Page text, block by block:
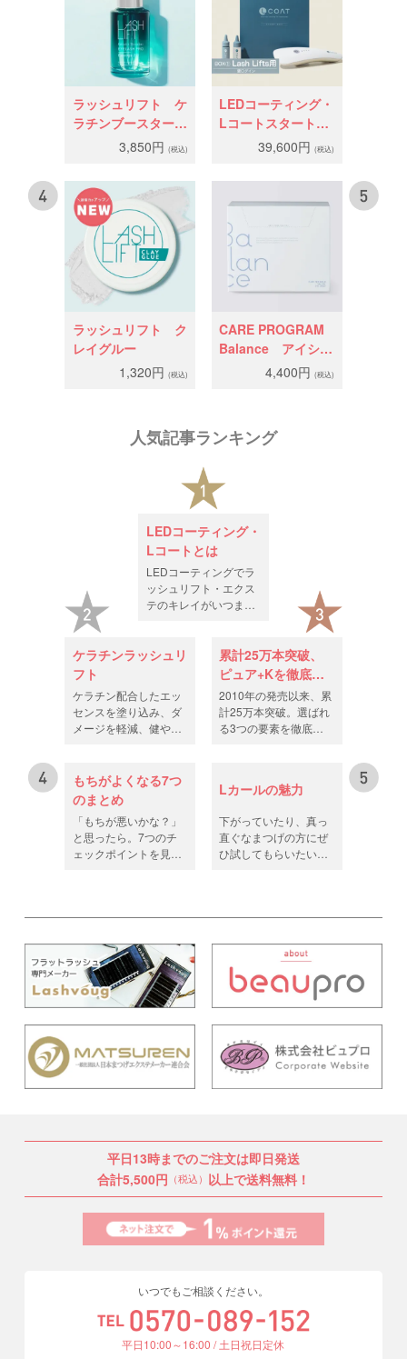
ツイーザー20%OFFキャンペーン
Xコンペ協賛のお知らせ
2025.03.24 AQUAグルー価格改定のお知らせ
2025.03.17 アイラッシュプロエッセンス10%OFFキャンペー
2025.03.03 アイブロウ用シート発売開始のお知らせ
2025.02.13 領収書発行形式の変更について
2025.01.21 クレイグルー再入荷＆RESTOCKキャンペーン
2025.01.07 FH-100Eの価格変更のお知らせ
2024.12.26 年末年始休業のお知らせ
クリスマスセール開催中
LEDコーティング・LコートInstagram投稿キャン
ピュア+K 15周年キャンペーン
コスメナチュラ セットシステム１＆２発売開始
スキナゲート・優肌絆価格改定のお知らせ
2024.10.21 新発売ジュレグルー20%OFF
2024.09.30 ラッシュリフトロッド10%OFF
2024.09.17 ファイバーブラシ10%offキャンペーン
2024.08.27 LEDライト類似品について
2024.08.05 ペラ軟化ロッドのキャンペーンのお知らせ
2024.07.26 夏季休業のお知らせ
2024.03.22 「本人認証サービス（3Dセキュア2.0）」導入の
お知らせ
2024.02.15 ラッシュリフト剤【Cite】新発売
2024.02.06
関東甲信の広範囲での降雪による配送遅延につい
能登半島地震の影響によるお荷物のお届けについ
12/15から12/25までクリスマスセール開催
クレイグルー価格改定のお知らせ
カールスタイルロッドのパッケージリニューアル
ラッシュリフト ケ
ラチンブースター・
アイラッシュプロエ
3,850円 (税込)
LEDコーティング・
Lコートスタート
BOX（オンライン
39,600円(税込)
ラッシュリフト ク
レイグルー
1,320円 (税込)
CARE PROGRAM
Balance アイシー
4,400円(税込)
人気記事ランキング
LEDコーティング・
Lコートとは
LEDコーティングでラ
ッシュリフト・エクス
テのキレイがいつまで
ケラチンラッシュリ
フト
ケラチン配合したエッ
センスを塗り込み、ダ
メージを軽減、健やか
累計25万本突破、
ピュア+Kを徹底解
説
2010年の発売以来、累
計25万本突破。選ばれ
る3つの要素を徹底解
もちがよくなる7つ
のまとめ
「もちが悪いかな？」
と思ったら。7つのチ
ェックポイントを見直
Lカールの魅力
下がっていたり、真っ
直ぐなまつげの方にぜ
ひ試してもらいたいL
平日13時までのご注文は即日発送
合計5,500円 （税込） 以上で送料無料！
いつでもご相談ください。
平日10:00～16:00 / 土日祝日定休